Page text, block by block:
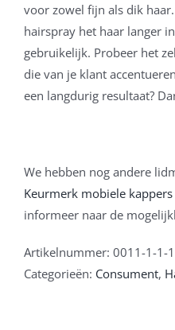
voor zowel fijn als dik
hairspray het haar langer
gebruikelijk. Probeer het
die van je klant
een langdurig resultaat?
We hebben nog andere
Keurmerk mobiele kappers
informeer naar de
Artikelnummer: 0011-1-1-
Categorieën: Consument,